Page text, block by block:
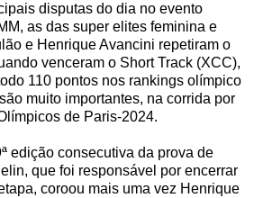
disputas do dia no evento
as das super elites feminina e
e Henrique Avancini repetiram o
venceram o Short Track (XCC),
110 pontos nos rankings olímpico
muito importantes, na corrida por
de Paris-2024.
edição consecutiva da prova de
que foi responsável por encerrar
coroou mais uma vez Henrique